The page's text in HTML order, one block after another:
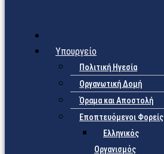
Υπουργείο
Πολιτική Ηγεσία
Οργανωτική Δομή
Όραμα και Αποστολή
Εποπτευόμενοι Φορείς
Eλληνικός
Οργανισμός